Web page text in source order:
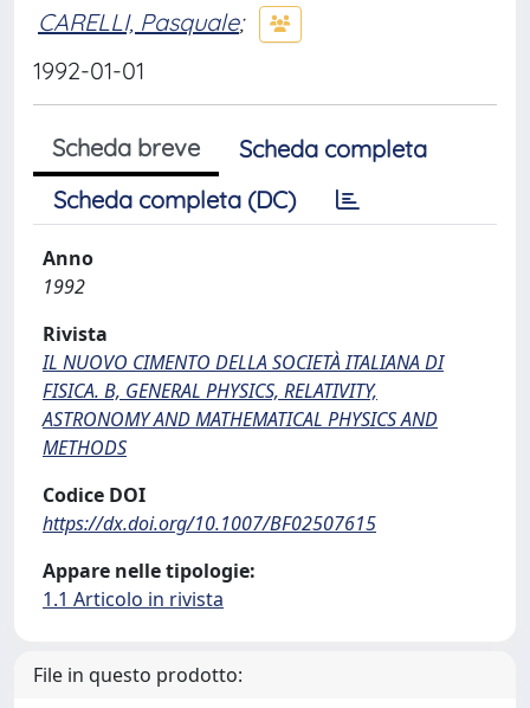
CARELLI, Pasquale;
1992-01-01
Scheda breve
Scheda completa
Scheda completa (DC)
Anno
1992
Rivista
IL NUOVO CIMENTO DELLA SOCIETÀ ITALIANA DI
FISICA. B, GENERAL PHYSICS, RELATIVITY,
ASTRONOMY AND MATHEMATICAL PHYSICS AND
METHODS
Codice DOI
https://dx.doi.org/10.1007/BF02507615
Appare nelle tipologie:
1.1 Articolo in rivista
File in questo prodotto: